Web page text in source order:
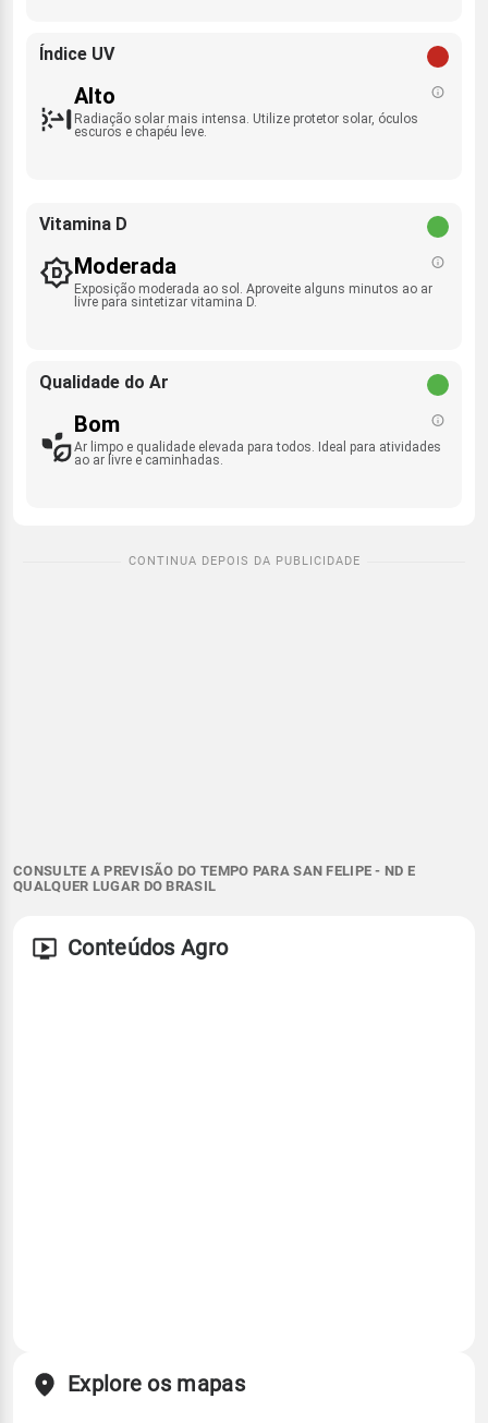
Índice UV
Alto
Radiação solar mais intensa. Utilize protetor solar, óculos
escuros e chapéu leve.
Vitamina D
Moderada
Exposição moderada ao sol. Aproveite alguns minutos ao ar
livre para sintetizar vitamina D.
Qualidade do Ar
Bom
Ar limpo e qualidade elevada para todos. Ideal para atividades
ao ar livre e caminhadas.
CONSULTE A PREVISÃO DO TEMPO PARA SAN FELIPE - ND E
QUALQUER LUGAR DO BRASIL
Conteúdos Agro
Explore os mapas